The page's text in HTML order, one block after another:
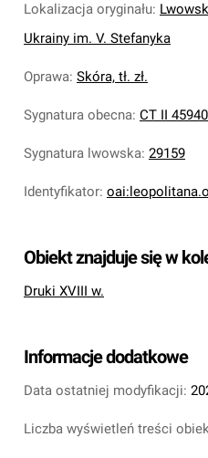
Lokalizacja oryginału:
Ukrainy im. V. Stefanyka
Oprawa: Skóra, tł. zł.
Sygnatura obecna: CT II
Sygnatura lwowska: 29159
Identyfikator:
Obiekt znajduje się w
Druki XVIII w.
Informacje dodatkowe
Data ostatniej modyfikacji:
Liczba wyświetleń treści